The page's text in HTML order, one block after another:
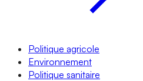
Politique agricole
Environnement
Politique sanitaire